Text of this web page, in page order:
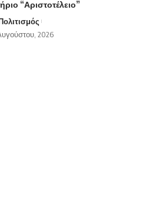
“Αριστοτέλειο”
2026